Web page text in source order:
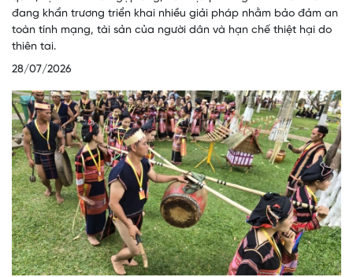
đang khẩn trương triển khai nhiều giải pháp nhằm bảo đảm an
toàn tính mạng, tài sản của người dân và hạn chế thiệt hại do
thiên tai.
28/07/2026